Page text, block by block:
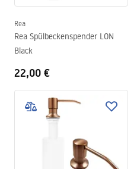
Rea
Rea Spülbeckenspender LON
Black
22,00 €